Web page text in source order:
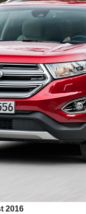
2016